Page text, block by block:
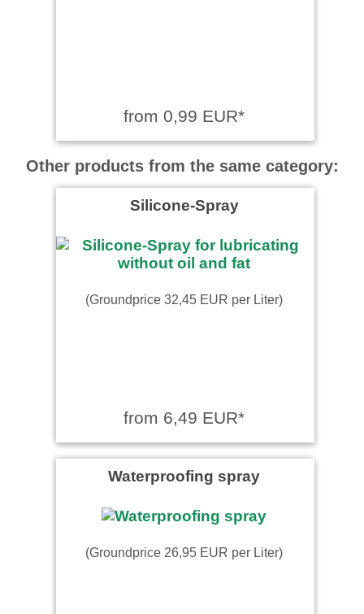
from 0,99 EUR*
Other products from the same category:
Silicone-Spray
(Groundprice 32,45 EUR per Liter)
from 6,49 EUR*
Waterproofing spray
(Groundprice 26,95 EUR per Liter)